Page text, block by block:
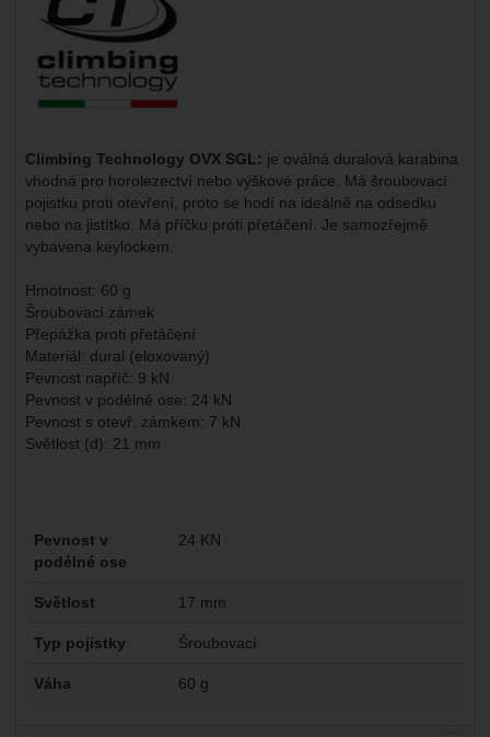
Climbing Technology OVX SGL: je oválná duralová karabina
vhodná pro horolezectví nebo výškové práce. Má šroubovací
pojistku proti otevření, proto se hodí na ideálně na odsedku
nebo na jistítko. Má příčku proti přetáčení. Je samozřejmě
vybavena keylockem.
Hmotnost: 60 g
Šroubovací zámek
Přepážka proti přetáčení
Materiál: dural (eloxovaný)
Pevnost napříč: 9 kN
Pevnost v podélné ose: 24 kN
Pevnost s otevř. zámkem: 7 kN
Světlost (d): 21 mm
Parametry
Pevnost v
podélné ose
24 KN
Světlost 17 mm
Typ pojistky Šroubovací
Váha 60 g